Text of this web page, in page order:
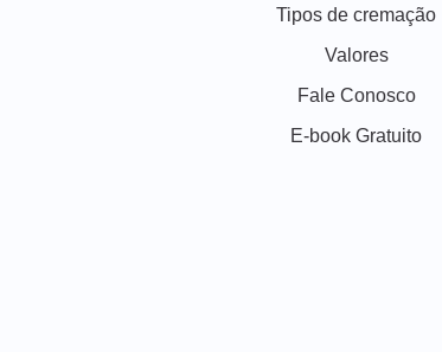
Tipos de cremação
Valores
Fale Conosco
E-book Gratuito